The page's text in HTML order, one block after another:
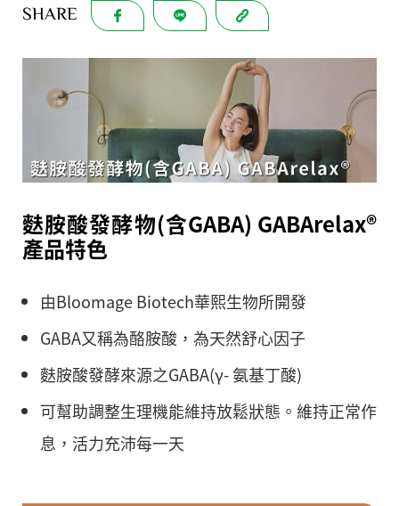
SHARE
麩胺酸發酵物(含GABA) GABArelax®
產品特色
由Bloomage Biotech華熙生物所開發
GABA又稱為酪胺酸，為天然舒心因子
麩胺酸發酵來源之GABA(γ- 氨基丁酸)
可幫助調整生理機能維持放鬆狀態。維持正常作
息，活力充沛每一天